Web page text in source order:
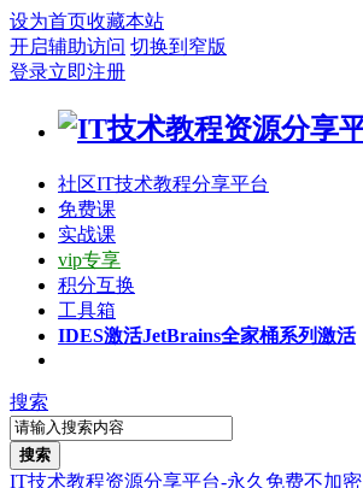
设为首页收藏本站
开启辅助访问 切换到窄版
登录立即注册
社区IT技术教程分享平台
免费课
实战课
vip专享
积分互换
工具箱
IDES激活JetBrains全家桶系列激活
搜索
搜索
IT技术教程资源分享平台-永久免费不加密